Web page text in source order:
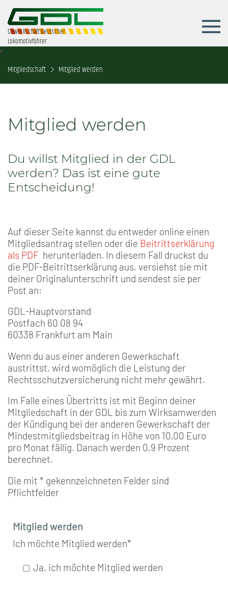
Gewerkschaft Deutscher
Lokomotivführer
Mitgliedschaft Mitglied werden
Mitglied werden
Du willst Mitglied in der GDL
werden? Das ist eine gute
Entscheidung!
Auf dieser Seite kannst du entweder online einen
Mitgliedsantrag stellen oder die Beitrittserklärung
als PDF herunterladen. In diesem Fall druckst du
die PDF-Beitrittserklärung aus, versiehst sie mit
deiner Originalunterschrift und sendest sie per
Post an:
GDL-Hauptvorstand
Postfach 60 08 94
60338 Frankfurt am Main
Wenn du aus einer anderen Gewerkschaft
austrittst, wird womöglich die Leistung der
Rechtsschutzversicherung nicht mehr gewährt.
Im Falle eines Übertritts ist mit Beginn deiner
Mitgliedschaft in der GDL bis zum Wirksamwerden
der Kündigung bei der anderen Gewerkschaft der
Mindestmitgliedsbeitrag in Höhe von 10,00 Euro
pro Monat fällig. Danach werden 0,9 Prozent
berechnet.
Die mit * gekennzeichneten Felder sind
Pflichtfelder
Mitglied werden
Ich möchte Mitglied werden*
Ja, ich möchte Mitglied werden